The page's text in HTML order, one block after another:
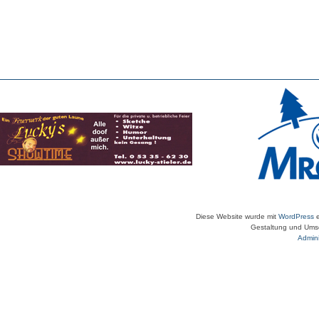
Diese Website wurde mit WordPress
Gestaltung und